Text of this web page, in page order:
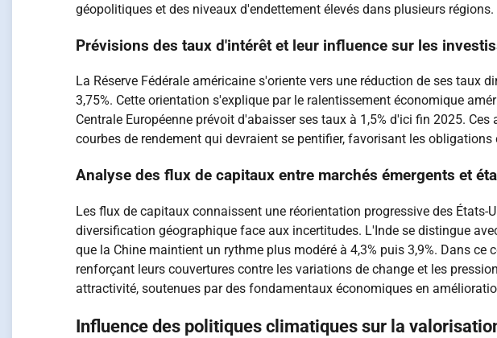
géopolitiques et des niveaux d'endettement élevés dans plusieurs régions.
Prévisions des taux d'intérêt et leur influence sur les
La Réserve Fédérale américaine s'oriente vers une réduction de ses taux
3,75%. Cette orientation s'explique par le ralentissement économique
Centrale Européenne prévoit d'abaisser ses taux à 1,5% d'ici fin 2025.
courbes de rendement qui devraient se pentifier, favorisant les
Analyse des flux de capitaux entre marchés émergents et
Les flux de capitaux connaissent une réorientation progressive des
diversification géographique face aux incertitudes. L'Inde se distingue
que la Chine maintient un rythme plus modéré à 4,3% puis 3,9%. Dans
renforçant leurs couvertures contre les variations de change et les
attractivité, soutenues par des fondamentaux économiques en
Influence des politiques climatiques sur la